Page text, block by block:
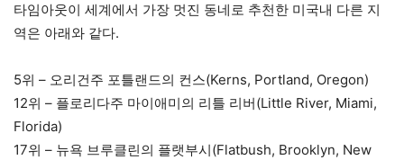
타임아웃이 세계에서 가장 멋진 동네로 추천한 미국내 다른 지
역은 아래와 같다.
5위 – 오리건주 포틀랜드의 컨스(Kerns, Portland, Oregon)
12위 – 플로리다주 마이애미의 리틀 리버(Little River, Miami,
Florida)
17위 – 뉴욕 브루클린의 플랫부시(Flatbush, Brooklyn, New